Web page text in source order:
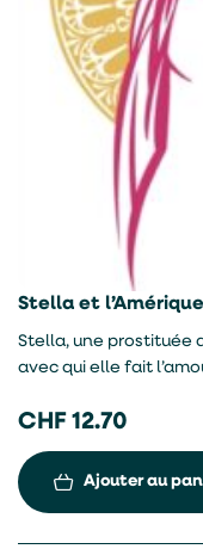
Stella et
Stella, une prostituée
avec qui elle fait
tueurs à gages, pour
Marine et un
poursuite s’engage
CHF 12.70
Ajouter au